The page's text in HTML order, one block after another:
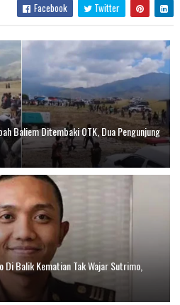
Facebook Twitter
Baliem Ditembaki OTK, Dua Pengunjung
Di Balik Kematian Tak Wajar Sutrimo,